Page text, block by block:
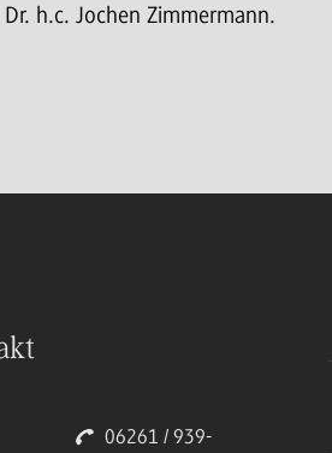
h.c. Jochen Zimmermann.
06261 / 939-